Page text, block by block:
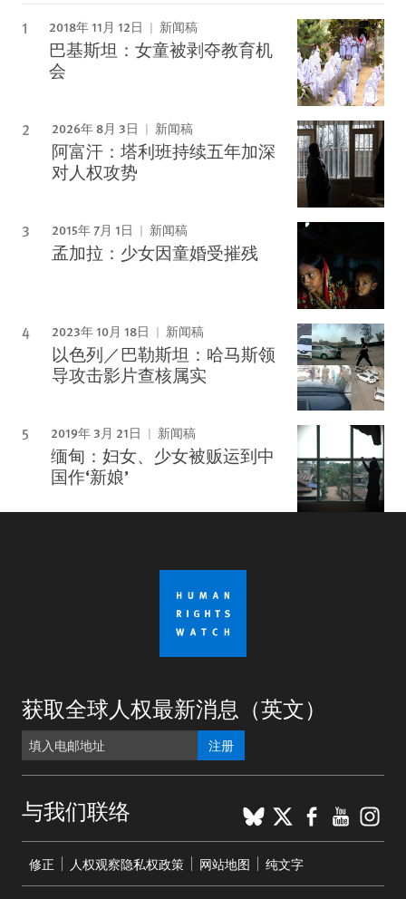
2018年 11月 12日 新闻稿
巴基斯坦：女童被剥夺教育机
会
2026年 8月 3日 新闻稿
阿富汗：塔利班持续五年加深
对人权攻势
2015年 7月 1日 新闻稿
孟加拉：少女因童婚受摧残
2023年 10月 18日 新闻稿
以色列／巴勒斯坦：哈马斯领
导攻击影片查核属实
2019年 3月 21日 新闻稿
缅甸：妇女、少女被贩运到中
国作‘新娘’
获取全球人权最新消息（英文）
注册
与我们联络 BlueSky
X
menu
修正 人权观察隐私权政策 网站地图 纯文字